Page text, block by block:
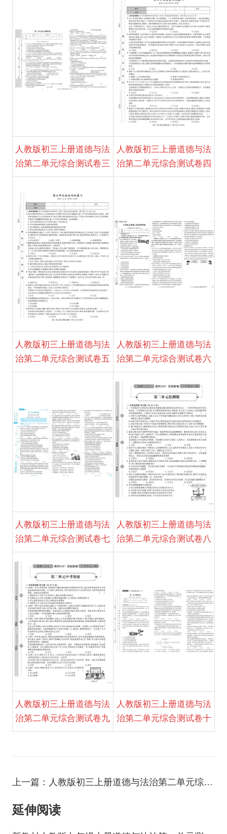
人教版初三上册道德与法
治第二单元综合测试卷三
人教版初三上册道德与法
治第二单元综合测试卷四
人教版初三上册道德与法
治第二单元综合测试卷五
人教版初三上册道德与法
治第二单元综合测试卷六
人教版初三上册道德与法
治第二单元综合测试卷七
人教版初三上册道德与法
治第二单元综合测试卷八
人教版初三上册道德与法
治第二单元综合测试卷九
人教版初三上册道德与法
治第二单元综合测试卷十
上一篇：人教版初三上册道德与法治第二单元综合测试卷十
延伸阅读